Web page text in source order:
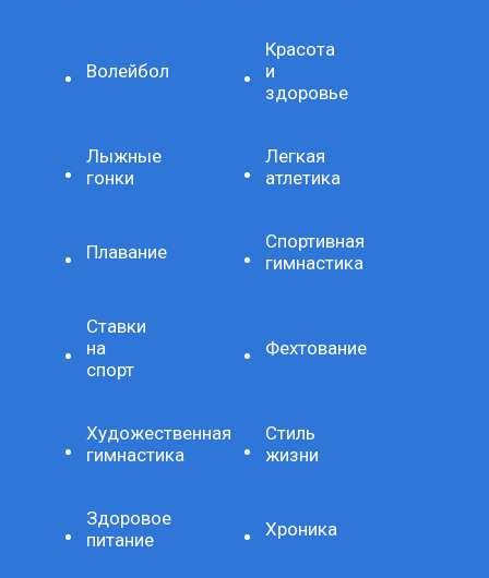
Волейбол
Красота
и
здоровье
Лыжные
гонки
Легкая
атлетика
Плавание
Спортивная
гимнастика
Ставки
на
спорт
Фехтование
Художественная
гимнастика
Стиль
жизни
Здоровое
питание
Хроника